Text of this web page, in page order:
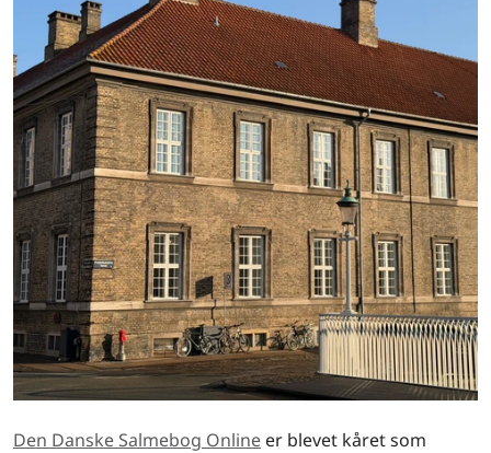
Den Danske Salmebog Online er blevet kåret som